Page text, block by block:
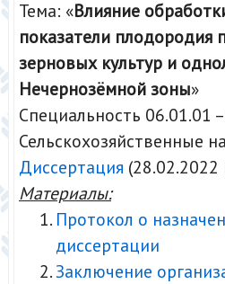
Тема: «Влияние
показатели плодородия
зерновых культур и
Нечернозёмной зоны»
Специальность 06.01.01
Сельскохозяйственные
Диссертация (28.02.2022
Материалы:
Протокол о
диссертации
Заключение